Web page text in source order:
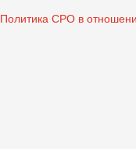
Политика СРО в